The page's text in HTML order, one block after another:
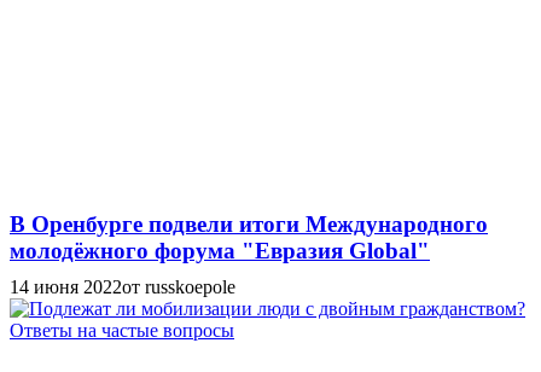
В Оренбурге подвели итоги Международного
молодёжного форума "Евразия Global"
14 июня 2022от russkoepole